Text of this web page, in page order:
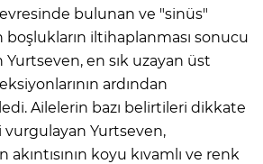
bulunan ve "sinüs"
boşlukların iltihaplanması sonucu
en sık uzayan üst
ardından
Ailelerin bazı belirtileri dikkate
vurgulayan Yurtseven,
koyu kıvamlı ve renk